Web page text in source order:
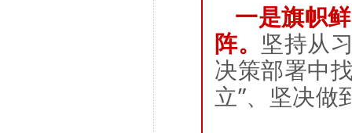
一是旗帜
阵。 坚持从
决策部署中
立”、坚决做